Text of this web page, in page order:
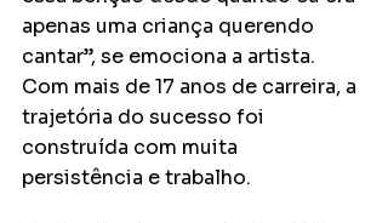
apenas uma criança querendo
cantar”, se emociona a artista.
Com mais de 17 anos de carreira, a
trajetória do sucesso foi
construída com muita
persistência e trabalho.